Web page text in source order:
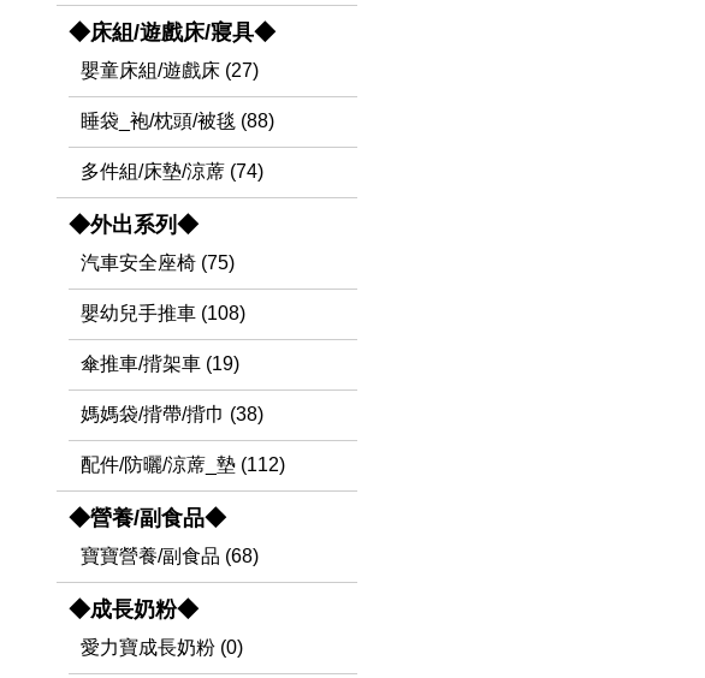
◆床組/遊戲床/寢具◆
嬰童床組/遊戲床 (27)
睡袋_袍/枕頭/被毯 (88)
多件組/床墊/涼蓆 (74)
◆外出系列◆
汽車安全座椅 (75)
嬰幼兒手推車 (108)
傘推車/揹架車 (19)
媽媽袋/揹帶/揹巾 (38)
配件/防曬/涼蓆_墊 (112)
◆營養/副食品◆
寶寶營養/副食品 (68)
◆成長奶粉◆
愛力寶成長奶粉 (0)